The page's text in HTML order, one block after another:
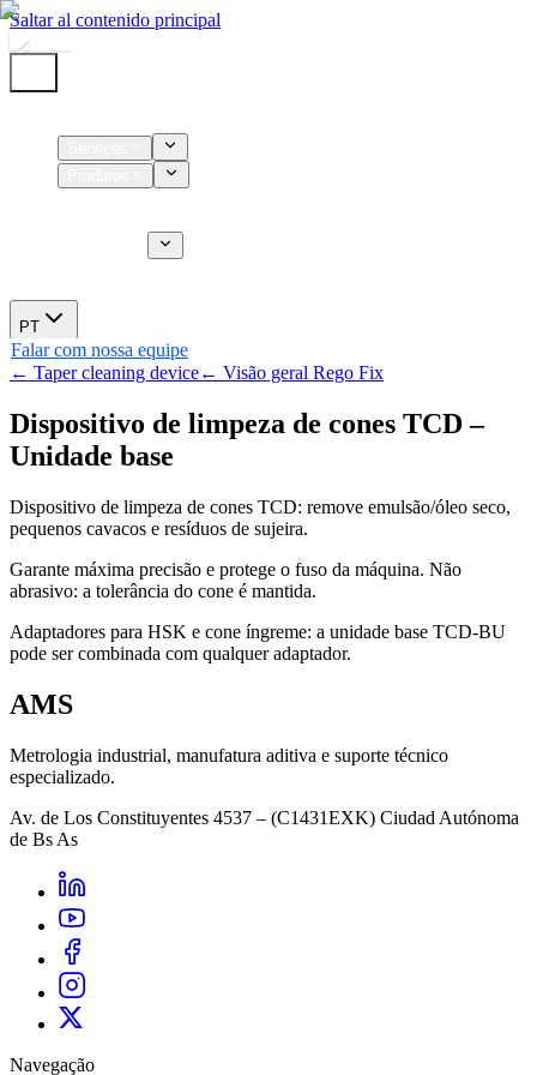
Saltar al contenido principal
PT
Falar com nossa equipe
← Taper cleaning device← Visão geral Rego Fix
Dispositivo de limpeza de cones TCD –
Unidade base
Dispositivo de limpeza de cones TCD: remove emulsão/óleo seco,
pequenos cavacos e resíduos de sujeira.
Garante máxima precisão e protege o fuso da máquina. Não
abrasivo: a tolerância do cone é mantida.
Adaptadores para HSK e cone íngreme: a unidade base TCD-BU
pode ser combinada com qualquer adaptador.
AMS
Metrologia industrial, manufatura aditiva e suporte técnico
especializado.
Av. de Los Constituyentes 4537 – (C1431EXK) Ciudad Autónoma
de Bs As
Navegação